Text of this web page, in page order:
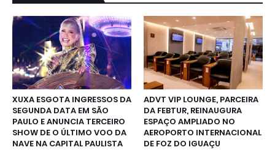
XUXA ESGOTA INGRESSOS DA
SEGUNDA DATA EM SÃO
PAULO E ANUNCIA TERCEIRO
SHOW DE O ÚLTIMO VOO DA
NAVE NA CAPITAL PAULISTA
ADVT VIP LOUNGE, PARCEIRA
DA FEBTUR, REINAUGURA
ESPAÇO AMPLIADO NO
AEROPORTO INTERNACIONAL
DE FOZ DO IGUAÇU